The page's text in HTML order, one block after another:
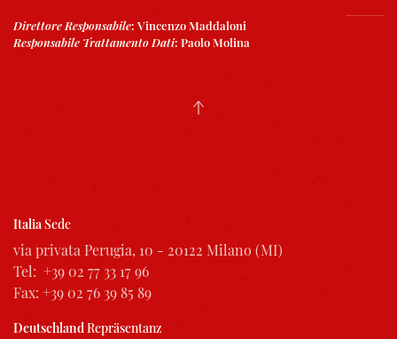
Direttore Responsabile: Vincenzo Maddaloni
Responsabile Trattamento Dati: Paolo Molina
Italia Sede
via privata Perugia, 10 - 20122 Milano (MI)
Tel: +39 02 77 33 17 96
Fax: +39 02 76 39 85 89
Deutschland Repräsentanz